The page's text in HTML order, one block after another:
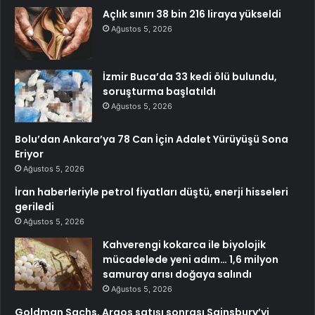
Açlık sınırı 38 bin 216 liraya yükseldi
Ağustos 5, 2026
İzmir Buca’da 33 kedi ölü bulundu,
soruşturma başlatıldı
Ağustos 5, 2026
Bolu’dan Ankara’ya 78 Can İçin Adalet Yürüyüşü Sona
Eriyor
Ağustos 5, 2026
İran haberleriyle petrol fiyatları düştü, enerji hisseleri
geriledi
Ağustos 5, 2026
Kahverengi kokarca ile biyolojik
mücadelede yeni adım… 1,6 milyon
samuray arısı doğaya salındı
Ağustos 5, 2026
Goldman Sachs, Argos satışı sonrası Sainsbury’yi